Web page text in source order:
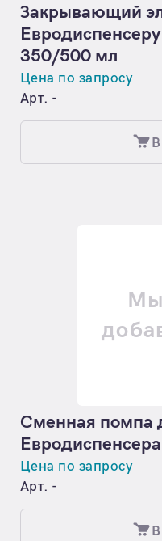
Закрывающий
350/500 мл
Цена по запросу
Арт. -
Мы
Сменная помпа
Цена по запросу
Арт. -